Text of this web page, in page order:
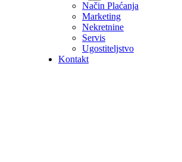
Način Plaćanja
Marketing
Nekretnine
Servis
Ugostiteljstvo
Kontakt